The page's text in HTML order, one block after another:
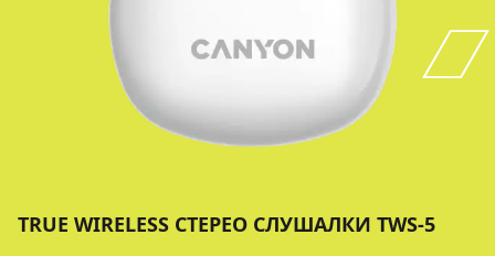
TRUE WIRELESS СТЕРЕО СЛУШАЛКИ TWS-5